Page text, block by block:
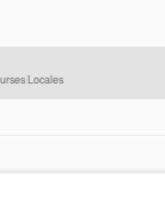
Locales